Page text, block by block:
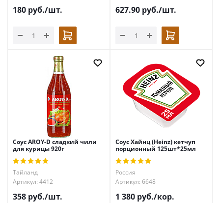
180 руб./шт. 627.90 руб./шт.
Соус AROY-D сладкий чили
для курицы 920г
Тайланд
Артикул: 4412
358 руб./шт.
Соус Хайнц (Heinz) кетчуп
порционный 125шт*25мл
Россия
Артикул: 6648
1 380 руб./кор.